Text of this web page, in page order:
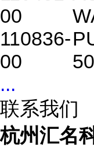
00
110836-
00
...
联系我们
杭州汇名